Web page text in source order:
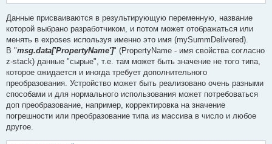
Данные присваиваются в результирующую переменную, название
которой выбрано разработчиком, и потом может отображаться или
менять в exposes используя именно это имя (mySummDelivered).
В "msg.data['PropertyName']" (PropertyName - имя свойства согласно
z-stack) данные "сырые", т.е. там может быть значение не того типа,
которое ожидается и иногда требует дополнительного
преобразования. Устройство может быть реализовано очень разными
способами и для нормального использования может потребоваться
доп преобразование, например, корректировка на значение
погрешности или преобразование типа из массива в число и любое
другое.